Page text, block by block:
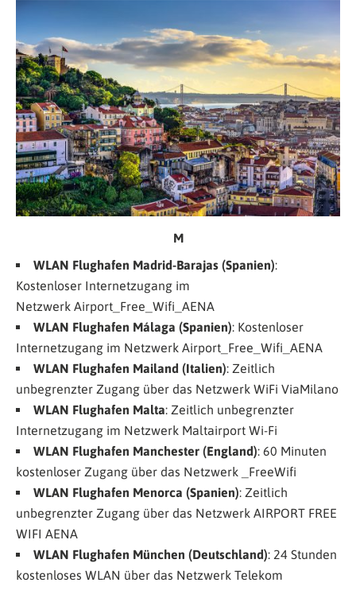
M
WLAN Flughafen Madrid-Barajas (Spanien):
Kostenloser Internetzugang im
Netzwerk Airport_Free_Wifi_AENA
WLAN Flughafen Málaga (Spanien): Kostenloser
Internetzugang im Netzwerk Airport_Free_Wifi_AENA
WLAN Flughafen Mailand (Italien): Zeitlich
unbegrenzter Zugang über das Netzwerk WiFi ViaMilano
WLAN Flughafen Malta: Zeitlich unbegrenzter
Internetzugang im Netzwerk Maltairport Wi-Fi
WLAN Flughafen Manchester (England): 60 Minuten
kostenloser Zugang über das Netzwerk
_FreeWifi
WLAN Flughafen Menorca (Spanien): Zeitlich
unbegrenzter Zugang über das Netzwerk AIRPORT FREE
WIFI AENA
WLAN Flughafen München (Deutschland): 24 Stunden
kostenloses WLAN über das Netzwerk Telekom